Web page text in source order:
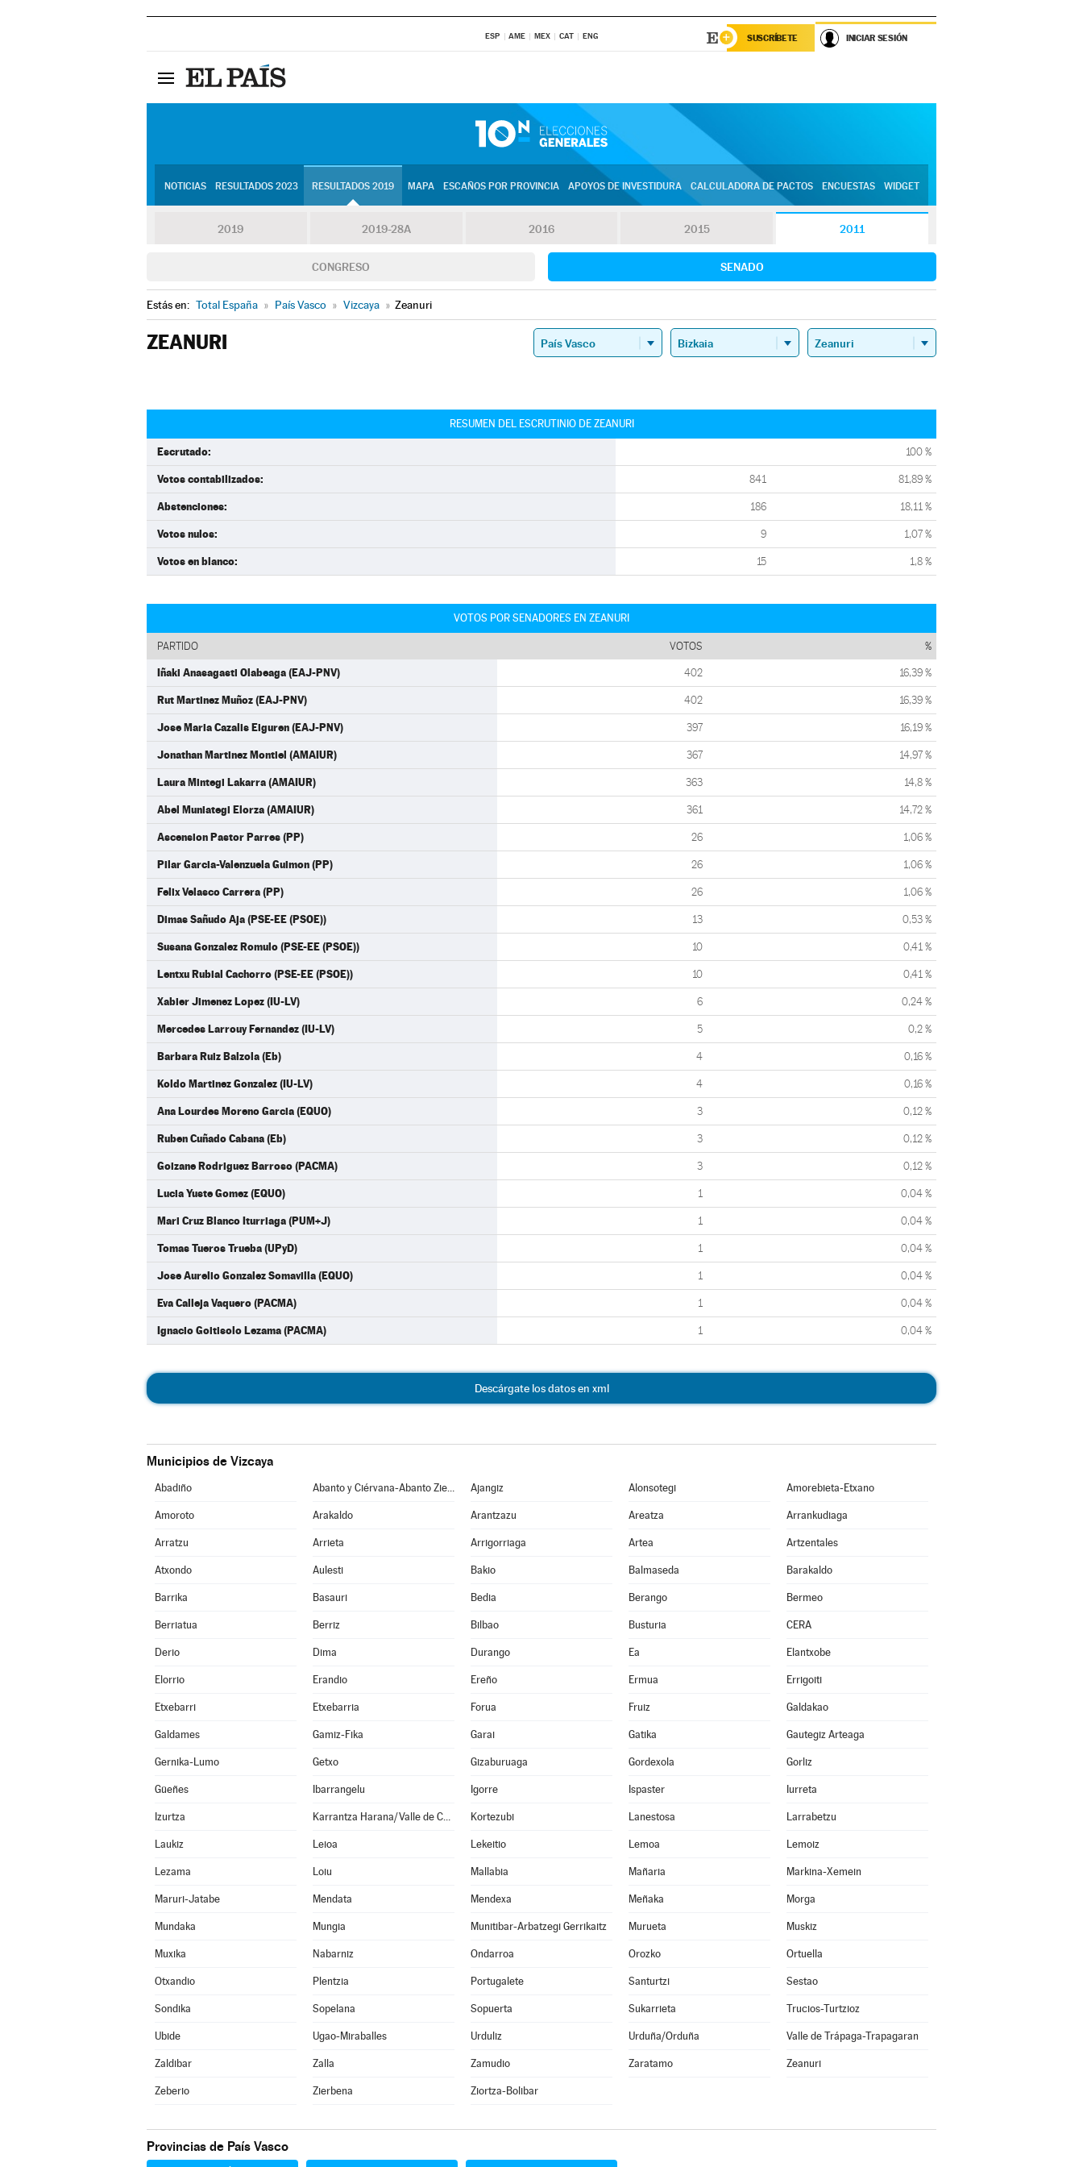
ESP AME MEX CAT ENG SUSCRÍBETE INICIAR SESIÓN
NOTICIAS RESULTADOS 2023 RESULTADOS 2019 MAPA ESCAÑOS POR PROVINCIA APOYOS DE INVESTIDURA CALCULADORA DE PACTOS ENCUESTAS WIDGET
2019 2019-28A 2016 2015 2011
CONGRESO SENADO
Estás en: Total España » País Vasco » Vizcaya » Zeanuri
ZEANURI
RESUMEN DEL ESCRUTINIO DE ZEANURI
Escrutado: 100 %
Votos contabilizados: 841 81,89 %
Abstenciones: 186 18,11 %
Votos nulos: 9 1,07 %
Votos en blanco: 15 1,8 %
VOTOS POR SENADORES EN ZEANURI
PARTIDO VOTOS %
Iñaki Anasagasti Olabeaga (EAJ-PNV) 402 16,39 %
Rut Martinez Muñoz (EAJ-PNV) 402 16,39 %
Jose Maria Cazalis Eiguren (EAJ-PNV) 397 16,19 %
Jonathan Martinez Montiel (AMAIUR) 367 14,97 %
Laura Mintegi Lakarra (AMAIUR) 363 14,8 %
Abel Muniategi Elorza (AMAIUR) 361 14,72 %
Ascension Pastor Parres (PP) 26 1,06 %
Pilar Garcia-Valenzuela Guimon (PP) 26 1,06 %
Felix Velasco Carrera (PP) 26 1,06 %
Dimas Sañudo Aja (PSE-EE (PSOE)) 13 0,53 %
Susana Gonzalez Romulo (PSE-EE (PSOE)) 10 0,41 %
Lentxu Rubial Cachorro (PSE-EE (PSOE)) 10 0,41 %
Xabier Jimenez Lopez (IU-LV) 6 0,24 %
Mercedes Larrouy Fernandez (IU-LV) 5 0,2 %
Barbara Ruiz Balzola (Eb) 4 0,16 %
Koldo Martinez Gonzalez (IU-LV) 4 0,16 %
Ana Lourdes Moreno Garcia (EQUO) 3 0,12 %
Ruben Cuñado Cabana (Eb) 3 0,12 %
Goizane Rodriguez Barroso (PACMA) 3 0,12 %
Lucia Yuste Gomez (EQUO) 1 0,04 %
Mari Cruz Blanco Iturriaga (PUM+J) 1 0,04 %
Tomas Tueros Trueba (UPyD) 1 0,04 %
Jose Aurelio Gonzalez Somavilla (EQUO) 1 0,04 %
Eva Calleja Vaquero (PACMA) 1 0,04 %
Ignacio Goitisolo Lezama (PACMA) 1 0,04 %
Descárgate los datos en xml
Municipios de Vizcaya
Abadiño Abanto y Ciérvana-Abanto Zierbena Ajangiz Alonsotegi Amorebieta-Etxano
Amoroto Arakaldo Arantzazu Areatza Arrankudiaga
Arratzu Arrieta Arrigorriaga Artea Artzentales
Atxondo Aulesti Bakio Balmaseda Barakaldo
Barrika Basauri Bedia Berango Bermeo
Berriatua Berriz Bilbao Busturia CERA
Derio Dima Durango Ea Elantxobe
Elorrio Erandio Ereño Ermua Errigoiti
Etxebarri Etxebarria Forua Fruiz Galdakao
Galdames Gamiz-Fika Garai Gatika Gautegiz Arteaga
Gernika-Lumo Getxo Gizaburuaga Gordexola Gorliz
Güeñes Ibarrangelu Igorre Ispaster Iurreta
Izurtza Karrantza Harana/Valle de Carranza Kortezubi Lanestosa Larrabetzu
Laukiz Leioa Lekeitio Lemoa Lemoiz
Lezama Loiu Mallabia Mañaria Markina-Xemein
Maruri-Jatabe Mendata Mendexa Meñaka Morga
Mundaka Mungia Munitibar-Arbatzegi Gerrikaitz Murueta Muskiz
Muxika Nabarniz Ondarroa Orozko Ortuella
Otxandio Plentzia Portugalete Santurtzi Sestao
Sondika Sopelana Sopuerta Sukarrieta Trucios-Turtzioz
Ubide Ugao-Miraballes Urduliz Urduña/Orduña Valle de Trápaga-Trapagaran
Zaldibar Zalla Zamudio Zaratamo Zeanuri
Zeberio Zierbena Ziortza-Bolibar
Provincias de País Vasco